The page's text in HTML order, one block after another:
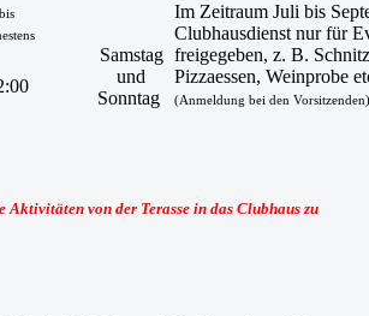
bis
Samstag
und
Sonntag
Im Zeitraum Juli bis
Clubhausdienst nur für
freigegeben, z. B.
Pizzaessen, Weinprobe
(Anmeldung bei den Vorsitzenden)
Aktivitäten von der Terasse in das Clubhaus zu